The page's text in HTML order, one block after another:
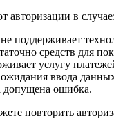
авторизации в случае:
поддерживает
средств для
услугу
ввода
ошибка.
повторить